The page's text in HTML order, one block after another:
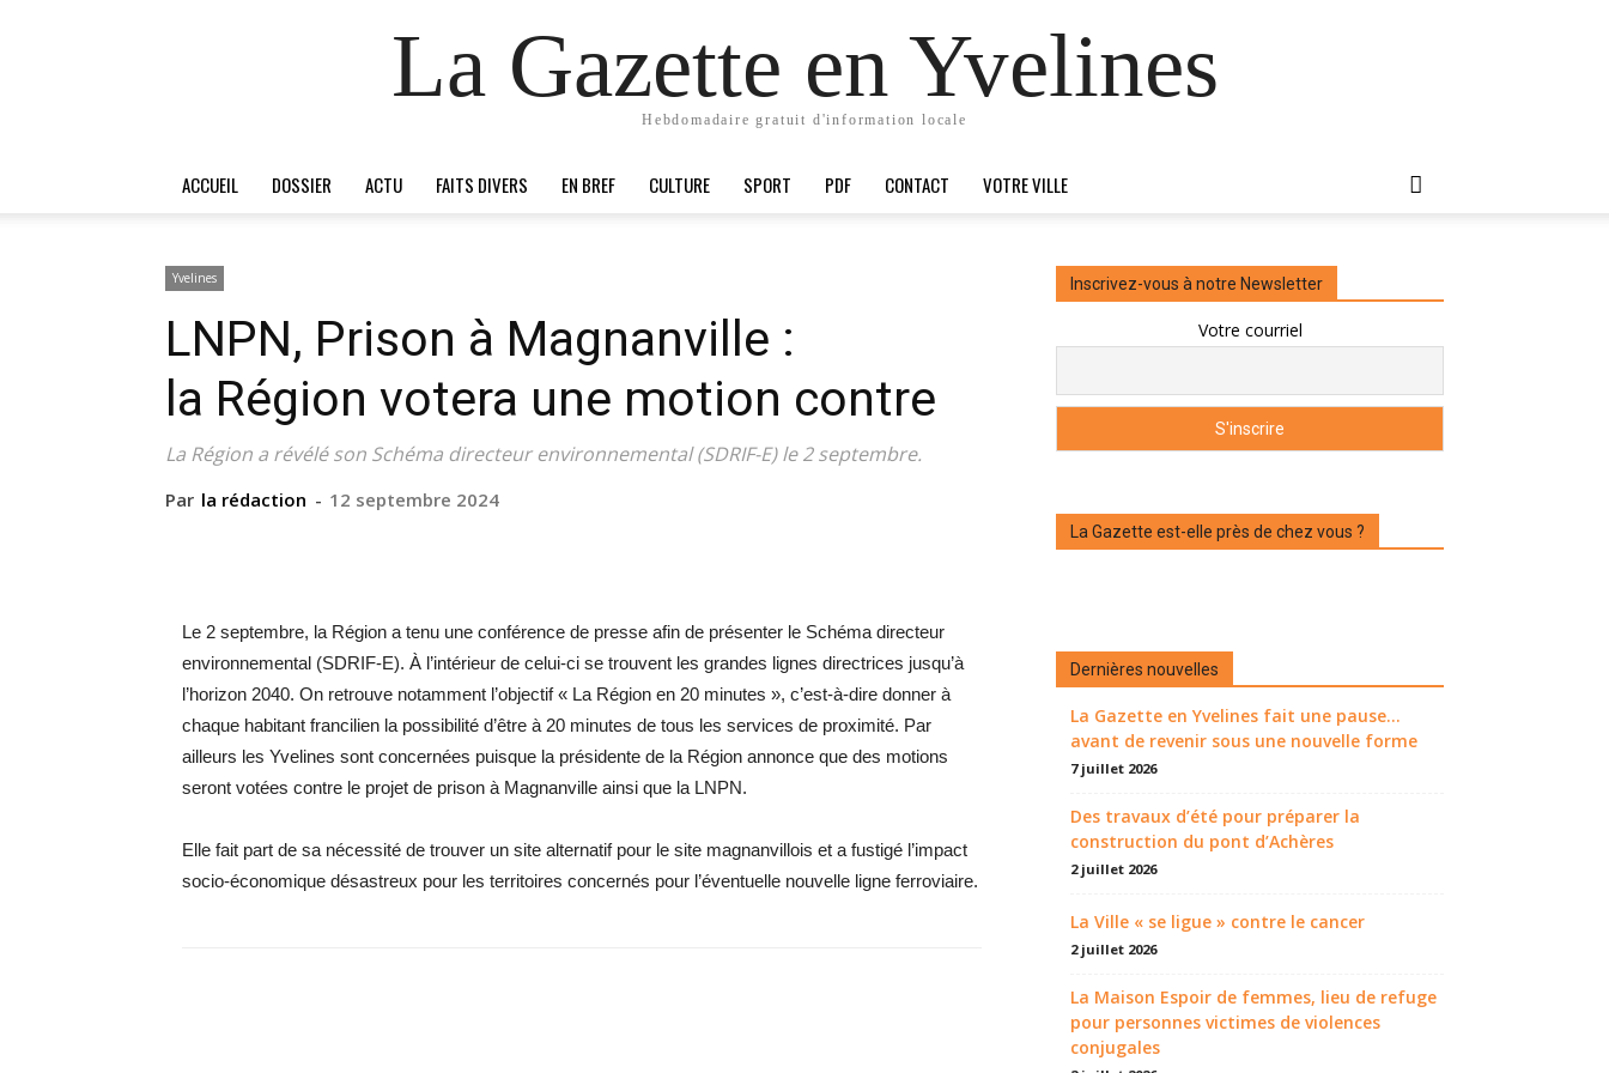
La Gazette en Yvelines
Hebdomadaire gratuit d'information locale
ACCUEIL DOSSIER ACTU FAITS DIVERS EN BREF CULTURE SPORT PDF CONTACT VOTRE VILLE
Yvelines
LNPN, Prison à Magnanville :
la Région votera une motion contre
La Région a révélé son Schéma directeur environnemental (SDRIF-E) le 2 septembre.
Par la rédaction - 12 septembre 2024
Le 2 septembre, la Région a tenu une conférence de presse afin de présenter le Schéma directeur
environnemental (SDRIF-E). À l’intérieur de celui-ci se trouvent les grandes lignes directrices jusqu’à
l’horizon 2040. On retrouve notamment l’objectif « La Région en 20 minutes », c’est-à-dire donner à
chaque habitant francilien la possibilité d’être à 20 minutes de tous les services de proximité. Par
ailleurs les Yvelines sont concernées puisque la présidente de la Région annonce que des motions
seront votées contre le projet de prison à Magnanville ainsi que la LNPN.
Elle fait part de sa nécessité de trouver un site alternatif pour le site magnanvillois et a fustigé l’impact
socio-économique désastreux pour les territoires concernés pour l’éventuelle nouvelle ligne ferroviaire.
Inscrivez-vous à notre Newsletter
Votre courriel
La Gazette est-elle près de chez vous ?
Dernières nouvelles
La Gazette en Yvelines fait une pause...
avant de revenir sous une nouvelle forme
7 juillet 2026
Des travaux d’été pour préparer la
construction du pont d’Achères
2 juillet 2026
La Ville « se ligue » contre le cancer
2 juillet 2026
La Maison Espoir de femmes, lieu de refuge
pour personnes victimes de violences
conjugales